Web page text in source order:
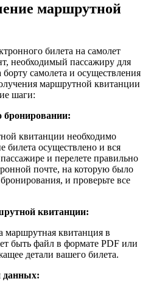
маршрутной
билета на самолет
необходимый пассажиру для
самолета и осуществления
маршрутной квитанции
шаги:
бронировании:
квитанции необходимо
билета осуществлено и вся
и перелете правильно
почте, на которую было
и проверьте все
квитанции:
маршрутная квитанция в
быть файл в формате PDF или
детали вашего билета.
данных: